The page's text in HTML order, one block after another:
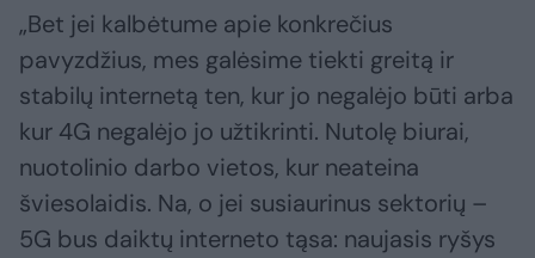
„Bet jei kalbėtume apie konkrečius
pavyzdžius, mes galėsime tiekti greitą ir
stabilų internetą ten, kur jo negalėjo būti arba
kur 4G negalėjo jo užtikrinti. Nutolę biurai,
nuotolinio darbo vietos, kur neateina
šviesolaidis. Na, o jei susiaurinus sektorių –
5G bus daiktų interneto tąsa: naujasis ryšys